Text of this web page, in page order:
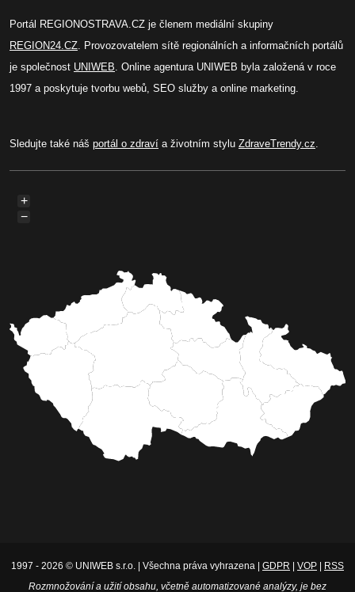
Portál REGIONOSTRAVA.CZ je členem mediální skupiny
REGION24.CZ . Provozovatelem sítě regionálních a informačních portálů
je společnost UNIWEB . Online agentura UNIWEB byla založená v roce
1997 a poskytuje tvorbu webů, SEO služby a online marketing.
Sledujte také náš portál o zdraví a životním stylu ZdraveTrendy.cz
+
−
1997 - 2026 © UNIWEB s.r.o. | Všechna práva vyhrazena | GDPR | VOP | RSS
Rozmnožování a užití obsahu, včetně automatizované analýzy, je bez